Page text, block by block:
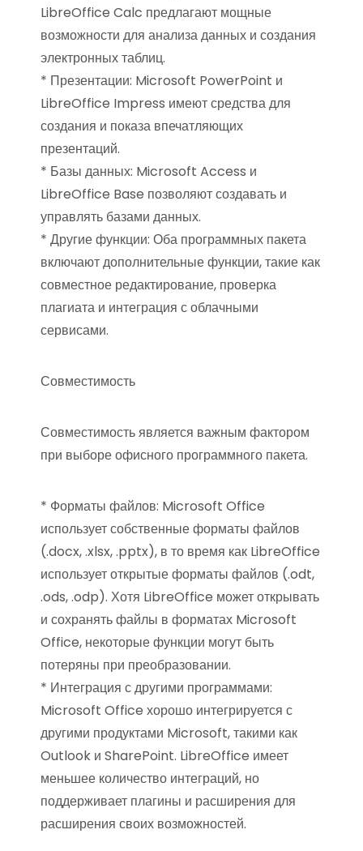
LibreOffice Calc предлагают мощные
возможности для анализа данных и создания
электронных таблиц.
* Презентации: Microsoft PowerPoint и
LibreOffice Impress имеют средства для
создания и показа впечатляющих
презентаций.
* Базы данных: Microsoft Access и
LibreOffice Base позволяют создавать и
управлять базами данных.
* Другие функции: Оба программных пакета
включают дополнительные функции, такие как
совместное редактирование, проверка
плагиата и интеграция с облачными
сервисами.
Совместимость
Совместимость является важным фактором
при выборе офисного программного пакета.
* Форматы файлов: Microsoft Office
использует собственные форматы файлов
(.docx, .xlsx, .pptx), в то время как LibreOffice
использует открытые форматы файлов (.odt,
.ods, .odp). Хотя LibreOffice может открывать
и сохранять файлы в форматах Microsoft
Office, некоторые функции могут быть
потеряны при преобразовании.
* Интеграция с другими программами:
Microsoft Office хорошо интегрируется с
другими продуктами Microsoft, такими как
Outlook и SharePoint. LibreOffice имеет
меньшее количество интеграций, но
поддерживает плагины и расширения для
расширения своих возможностей.